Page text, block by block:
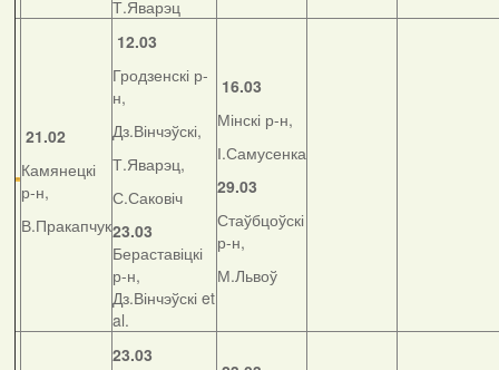
Т.Яварэц
21.02
Камянецкі
р-н,
В.Пракапчук
12.03
Гродзенскі р-
н,
Дз.Вінчэўскі,
Т.Яварэц,
С.Саковіч
23.03
Бераставіцкі
р-н,
Дз.Вінчэўскі et
al.
16.03
Мінскі р-н,
І.Самусенка
29.03
Стаўбцоўскі
р-н,
М.Львоў
23.03